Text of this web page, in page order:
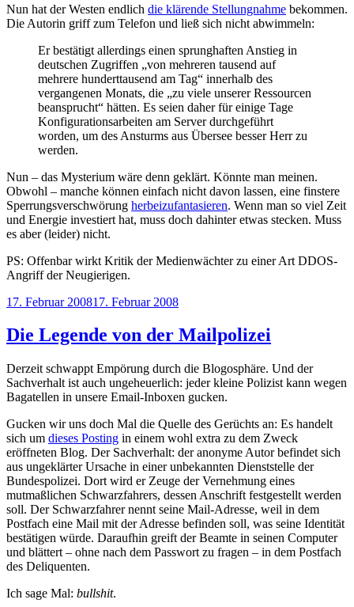
Nun hat der Westen endlich die klärende Stellungnahme bekommen.
Die Autorin griff zum Telefon und ließ sich nicht abwimmeln:
Er bestätigt allerdings einen sprunghaften Anstieg in
deutschen Zugriffen „von mehreren tausend auf
mehrere hunderttausend am Tag“ innerhalb des
vergangenen Monats, die „zu viele unserer Ressourcen
beansprucht“ hätten. Es seien daher für einige Tage
Konfigurationsarbeiten am Server durchgeführt
worden, um des Ansturms aus Übersee besser Herr zu
werden.
Nun – das Mysterium wäre denn geklärt. Könnte man meinen.
Obwohl – manche können einfach nicht davon lassen, eine finstere
Sperrungsverschwörung herbeizufantasieren. Wenn man so viel Zeit
und Energie investiert hat, muss doch dahinter etwas stecken. Muss
es aber (leider) nicht.
PS: Offenbar wirkt Kritik der Medienwächter zu einer Art DDOS-
Angriff der Neugierigen.
Veröffentlicht
17. Februar 200817. Februar 2008
Die Legende von der Mailpolizei
Derzeit schwappt Empörung durch die Blogosphäre. Und der
Sachverhalt ist auch ungeheuerlich: jeder kleine Polizist kann wegen
Bagatellen in unsere Email-Inboxen gucken.
Gucken wir uns doch Mal die Quelle des Gerüchts an: Es handelt
sich um dieses Posting in einem wohl extra zu dem Zweck
eröffneten Blog. Der Sachverhalt: der anonyme Autor befindet sich
aus ungeklärter Ursache in einer unbekannten Dienststelle der
Bundespolizei. Dort wird er Zeuge der Vernehmung eines
mutmaßlichen Schwarzfahrers, dessen Anschrift festgestellt werden
soll. Der Schwarzfahrer nennt seine Mail-Adresse, weil in dem
Postfach eine Mail mit der Adresse befinden soll, was seine Identität
bestätigen würde. Daraufhin greift der Beamte in seinen Computer
und blättert – ohne nach dem Passwort zu fragen – in dem Postfach
des Deliquenten.
Ich sage Mal: bullshit.